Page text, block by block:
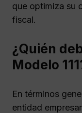
que optimiza su
fiscal.
¿Quién
Modelo
En términos
entidad